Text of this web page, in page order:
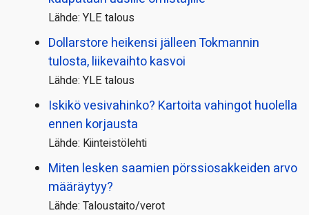
Lähde: YLE talous
Dollarstore heikensi jälleen Tokmannin
tulosta, liikevaihto kasvoi
Lähde: YLE talous
Iskikö vesivahinko? Kartoita vahingot huolella
ennen korjausta
Lähde: Kiinteistölehti
Miten lesken saamien pörssi­osakkeiden arvo
määräytyy?
Lähde: Taloustaito/verot